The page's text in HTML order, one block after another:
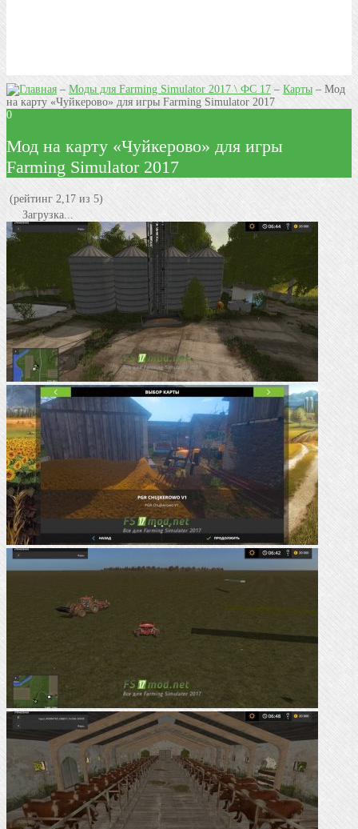
– Моды для Farming Simulator 2017 \ ФС 17 – Карты –Мод
на карту «Чуйкерово» для игры Farming Simulator 2017
0
Мод на карту «Чуйкерово» для игры
Farming Simulator 2017
(рейтинг 2,17 из 5)
Загрузка...